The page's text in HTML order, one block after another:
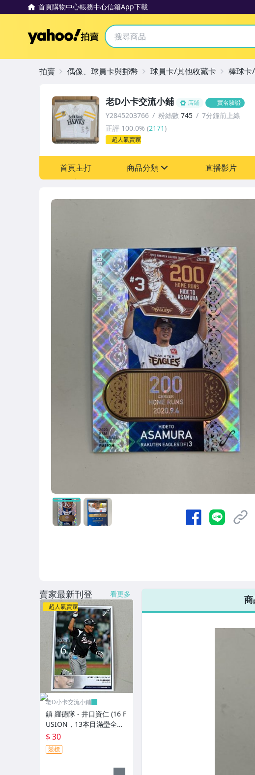
首頁購物中心帳務中心信箱App下載
Yahoo拍賣
老D小卡交流小鋪 店鋪 實名驗證
Y2845203766 粉絲數 745
7分鐘前上線
正評 100.0% (2171)
超人氣賣家
首頁主打 商品分類 直播影片
拍賣 偶像、球員卡與郵幣 球員卡/其他收藏卡 棒球卡
賣家最新刊登 看更多
超人氣賣家
老D小卡交流小鋪
鎮 羅德隊 - 井口資仁 (16 F
USION，13本目滿壘全壘
打，NO.064) BBM活動
卡，有鋼印
$ 30
競標